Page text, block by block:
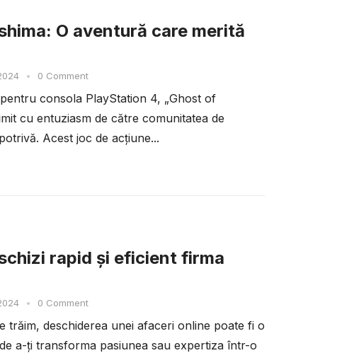
O aventură care merită
• 0 Comment
consola PlayStation 4, „Ghost of
cu entuziasm de către comunitatea de
Acest joc de acțiune...
rapid și eficient firma
• 0 Comment
trăim, deschiderea unei afaceri online poate fi o
a-ți transforma pasiunea sau expertiza într-o